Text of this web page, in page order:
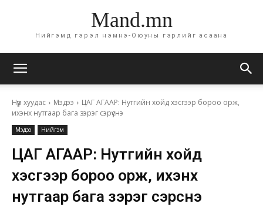
Mand.mn
Нийгэмд гэрэл нэмнэ-Оюуны гэрлийг асаана
Нүүр хуудас Мэдээ
ЦАГ АГААР: Нутгийн хойд хэсгээр бороо орж,
ихэнх нутгаар бага зэрэг сэрүүснэ
Мэдээ Нийгэм
ЦАГ АГААР: Нутгийн хойд
хэсгээр бороо орж, ихэнх
нутгаар бага зэрэг сэрүүснэ